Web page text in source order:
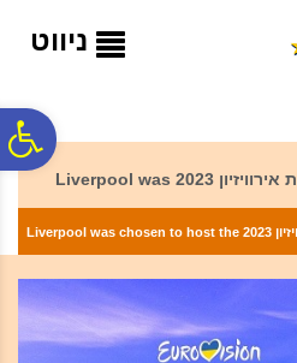
המרכזי
ניווט
ליברפול נבחרה לארח את תחרות אירוויזיון 2023 Liverpool was
ליברפול נבחרה לארח את תחרות אירוויזיון 2023 Liverpool was chosen to host the